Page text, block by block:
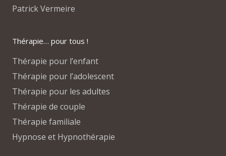
Patrick Vermeire
Thérapie… pour tous !
Thérapie pour l’enfant
Thérapie pour l’adolescent
Thérapie pour les adultes
Thérapie de couple
Thérapie familiale
Hypnose et Hypnothérapie